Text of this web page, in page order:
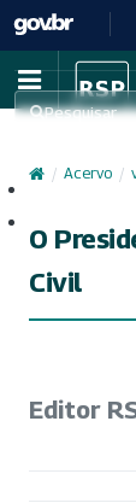
Pesquisar
/ Acervo /
O
Civil
Editor